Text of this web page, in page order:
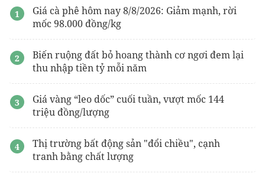
Giá cà phê hôm nay 8/8/2026: Giảm mạnh, rời
mốc 98.000 đồng/kg
Biến ruộng đất bỏ hoang thành cơ ngơi đem lại
thu nhập tiền tỷ mỗi năm
Giá vàng “leo dốc” cuối tuần, vượt mốc 144
triệu đồng/lượng
Thị trường bất động sản "đổi chiều", cạnh
tranh bằng chất lượng